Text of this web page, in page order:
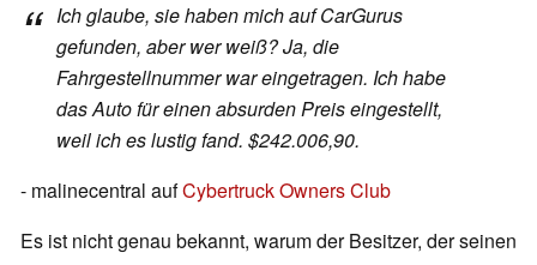
Ich glaube, sie haben mich auf CarGurus
gefunden, aber wer weiß? Ja, die
Fahrgestellnummer war eingetragen. Ich habe
das Auto für einen absurden Preis eingestellt,
weil ich es lustig fand. $242.006,90.
- malinecentral aufCybertruck Owners Club
Es ist nicht genau bekannt, warum der Besitzer, der seinen